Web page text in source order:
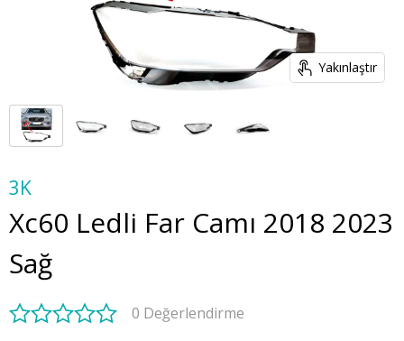
Yakınlaştır
3K
Xc60 Ledli Far Camı 2018 2023
Sağ
0 Değerlendirme